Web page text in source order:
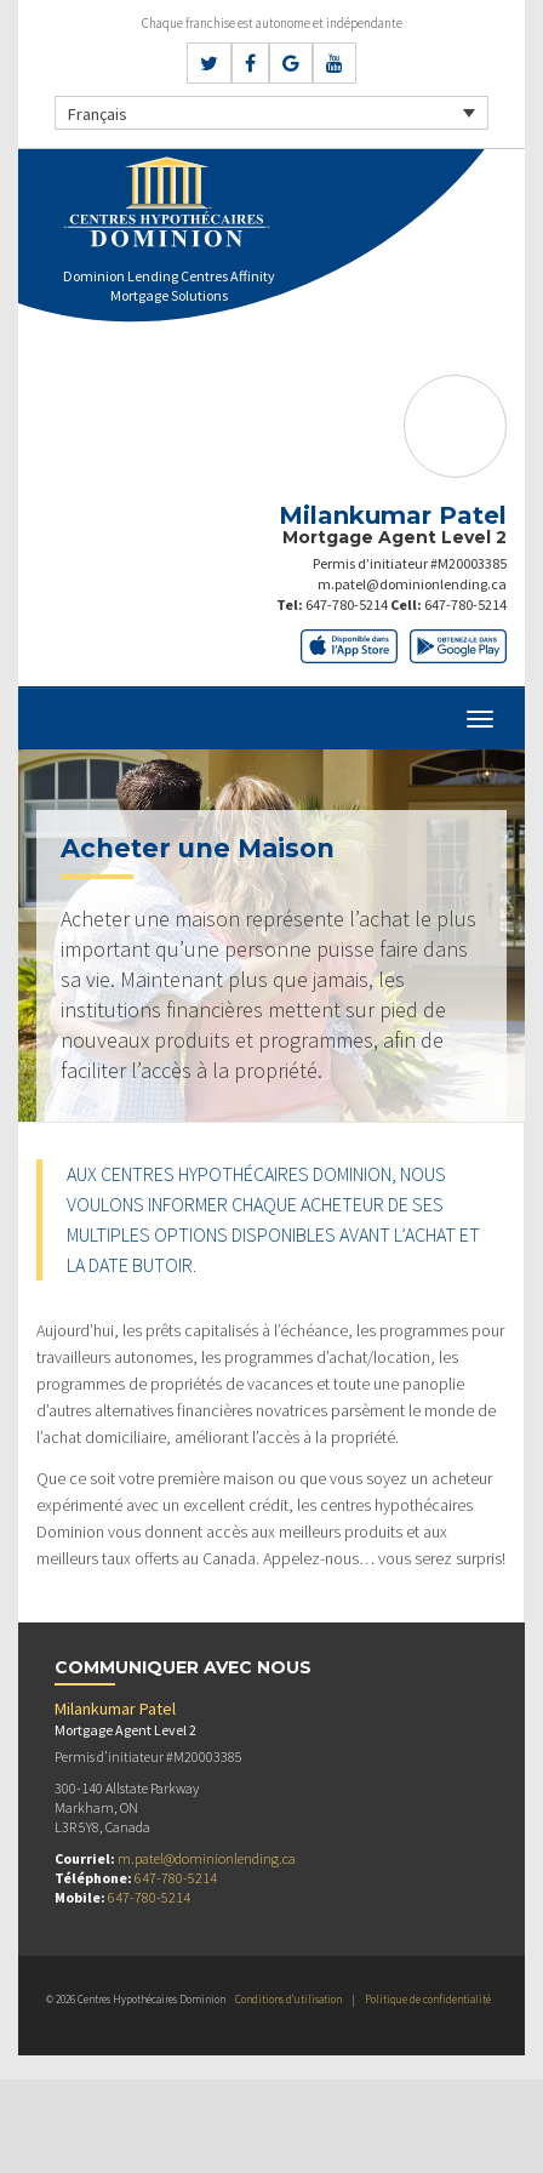
Chaque franchise est autonome et indépendante
Français
Dominion Lending Centres Affinity
Mortgage Solutions
Milankumar Patel
Mortgage Agent Level 2
Permis d’initiateur #M20003385
m.patel@dominionlending.ca
Tel: 647-780-5214 Cell: 647-780-5214
Acheter une Maison
Acheter une maison représente l’achat le plus
important qu’une personne puisse faire dans
sa vie. Maintenant plus que jamais, les
institutions financières mettent sur pied de
nouveaux produits et programmes, afin de
faciliter l’accès à la propriété.
AUX CENTRES HYPOTHÉCAIRES DOMINION, NOUS
VOULONS INFORMER CHAQUE ACHETEUR DE SES
MULTIPLES OPTIONS DISPONIBLES AVANT L’ACHAT ET
LA DATE BUTOIR.
Aujourd’hui, les prêts capitalisés à l’échéance, les programmes pour
travailleurs autonomes, les programmes d’achat/location, les
programmes de propriétés de vacances et toute une panoplie
d’autres alternatives financières novatrices parsèment le monde de
l’achat domiciliaire, améliorant l’accès à la propriété.
Que ce soit votre première maison ou que vous soyez un acheteur
expérimenté avec un excellent crédit, les centres hypothécaires
Dominion vous donnent accès aux meilleurs produits et aux
meilleurs taux offerts au Canada. Appelez-nous… vous serez surpris!
COMMUNIQUER AVEC NOUS
Milankumar Patel
Mortgage Agent Level 2
Permis d’initiateur #M20003385
300-140 Allstate Parkway
Markham, ON
L3R 5Y8, Canada
Courriel: m.patel@dominionlending.ca
Téléphone: 647-780-5214
Mobile: 647-780-5214
© 2026 Centres Hypothécaires Dominion Conditions d’utilisation | Politique de confidentialité